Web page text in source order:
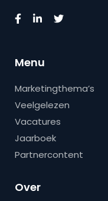
Menu
Marketingthema’s
Veelgelezen
Vacatures
Jaarboek
Partnercontent
Over